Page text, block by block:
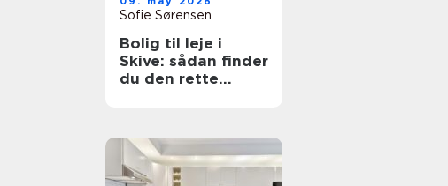
Sofie Sørensen
Bolig til leje i
Skive: sådan finder
du den rette